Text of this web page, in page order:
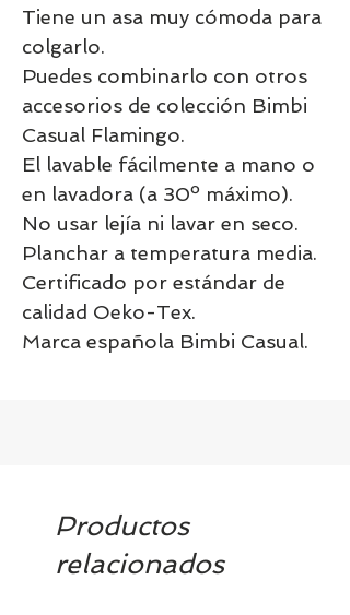
Tiene un asa muy cómoda para
colgarlo.
Puedes combinarlo con otros
accesorios de colección Bimbi
Casual Flamingo.
El lavable fácilmente a mano o
en lavadora (a 30º máximo).
No usar lejía ni lavar en seco.
Planchar a temperatura media.
Certificado por estándar de
calidad Oeko-Tex.
Marca española Bimbi Casual.
Productos
relacionados